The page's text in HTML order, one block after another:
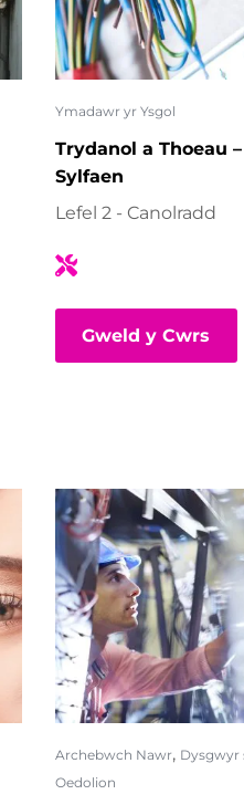
Ymadawr yr Ysgol
Trydanol a Thoeau –
Sylfaen
Lefel 2 - Canolradd
Gweld y Cwrs
Archebwch Nawr, Dysgwyr
Oedolion